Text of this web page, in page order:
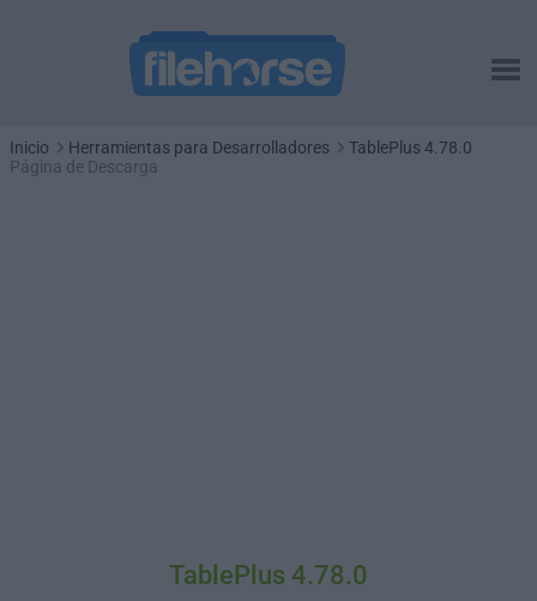
Inicio Herramientas para Desarrolladores
TablePlus 4.78.0
Página de Descarga
TablePlus 4.78.0